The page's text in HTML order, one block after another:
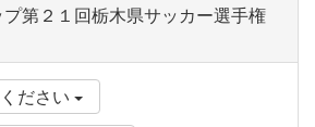
第２１回栃木県サッカー選手権
ださい